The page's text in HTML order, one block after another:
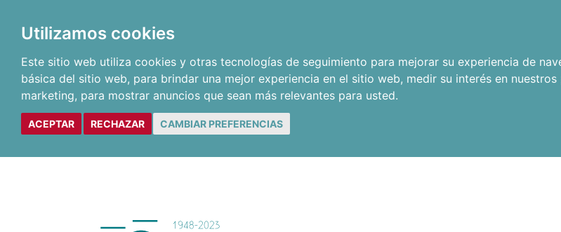
Utilizamos cookies
Este sitio web utiliza cookies y otras tecnologías de seguimiento para mejorar su experiencia de
básica del sitio web, para brindar una mejor experiencia en el sitio web, medir su interés en
marketing, para mostrar anuncios que sean más relevantes para usted.
ACEPTAR RECHAZAR CAMBIAR PREFERENCIAS